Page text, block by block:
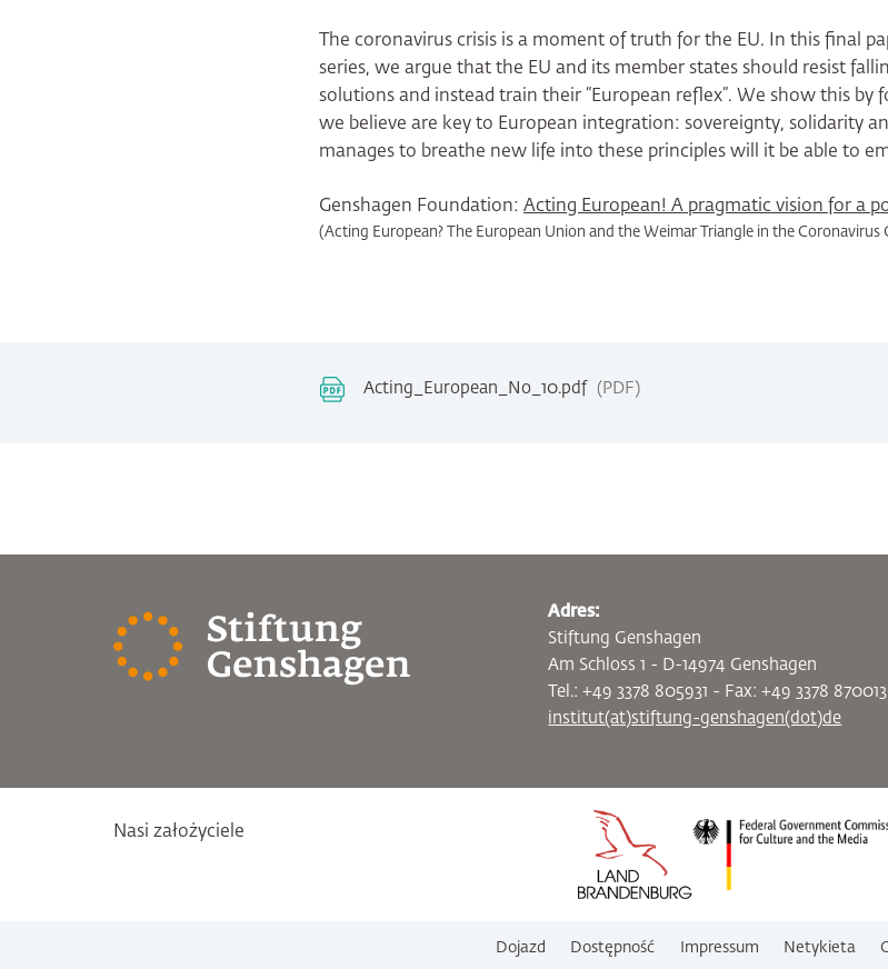
The coronavirus crisis is a moment of truth for the EU. In this final
series, we argue that the EU and its member states should resist
solutions and instead train their “European reflex”. We show this by
we believe are key to European integration: sovereignty, solidarity
manages to breathe new life into these principles will it be able to
Genshagen Foundation: Acting European! A pragmatic vision for a
(Acting European? The European Union and the Weimar Triangle in the Coronavirus
Acting_European_No_10.pdf PDF
Adres:
Stiftung Genshagen
Am Schloss 1 - D-14974 Genshagen
Tel.: +49 3378 805931 - Fax: +49 3378 870013
institut(at)stiftung-genshagen(dot)de
Nasi założyciele
Dojazd Dostępność Impressum Netykieta